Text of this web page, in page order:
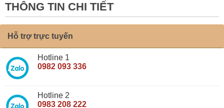
THÔNG TIN CHI TIẾT
Hỗ trợ trực tuyến
Hotline 1
0982 093 336
Hotline 2
0983 208 222